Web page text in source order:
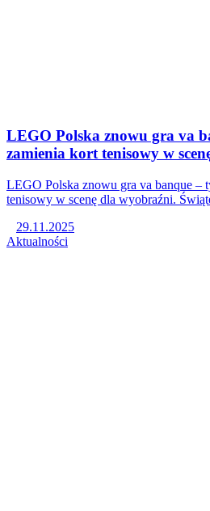
LEGO Polska znowu gra va
zamienia kort tenisowy w
LEGO Polska znowu gra va banque –
tenisowy w scenę dla wyobraźni.
29.11.2025
Aktualności